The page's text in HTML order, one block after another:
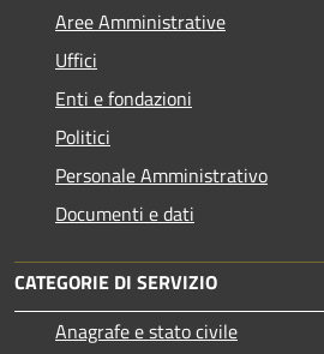
Aree Amministrative
Uffici
Enti e fondazioni
Politici
Personale Amministrativo
Documenti e dati
CATEGORIE DI SERVIZIO
Anagrafe e stato civile